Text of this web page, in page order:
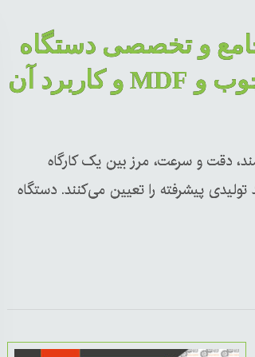
و تخصصی دستگاه
دقت و سرعت، مرز بین یک کارگاه
پیشرفته را تعیین می‌کنند. دستگاه